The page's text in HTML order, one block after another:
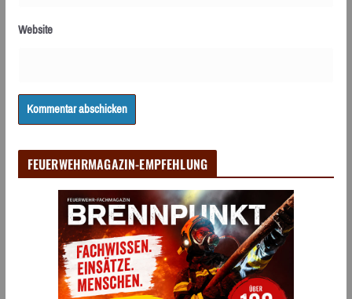
Website
FEUERWEHRMAGAZIN-EMPFEHLUNG